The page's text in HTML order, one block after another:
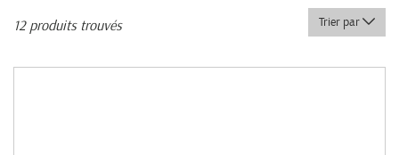
12 produits trouvés Trier par